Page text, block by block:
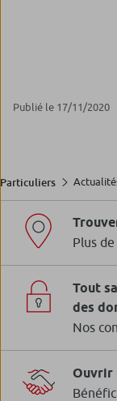
Publié le 17/11/2020
Particuliers
Plus
Tout
des
Nos
Ouvrir